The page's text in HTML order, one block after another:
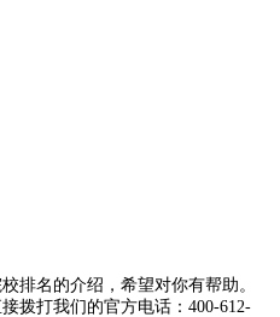
排名的介绍，希望对你有帮助。
拨打我们的官方电话：400-612-